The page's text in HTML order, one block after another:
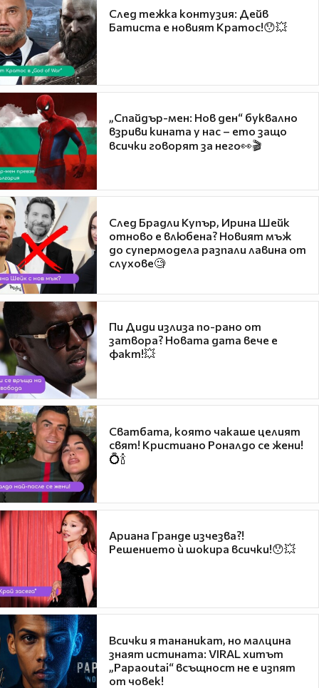
След тежка контузия: Дейв
Батиста е новият Кратос!😯💥
„Спайдър-мен: Нов ден“ буквално
взриви кината у нас – ето защо
всички говорят за него👀🎬
След Брадли Купър, Ирина Шейк
отново е влюбена? Новият мъж
до супермодела разпали лавина от
слухове🧐
Пи Диди излиза по-рано от
затвора? Новата дата вече е
факт!💥
Сватбата, която чакаше целият
свят! Кристиано Роналдо се жени!
💍🍾
Ариана Гранде изчезва?!
Решението ѝ шокира всички!😯💥
Всички я тананикат, но малцина
знаят истината: VIRAL хитът
„Papaoutai“ всъщност не е изпят
от човек!